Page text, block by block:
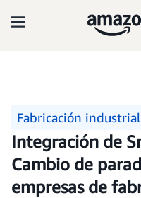
Fabricación industrial
Integración de
Cambio de
empresas de